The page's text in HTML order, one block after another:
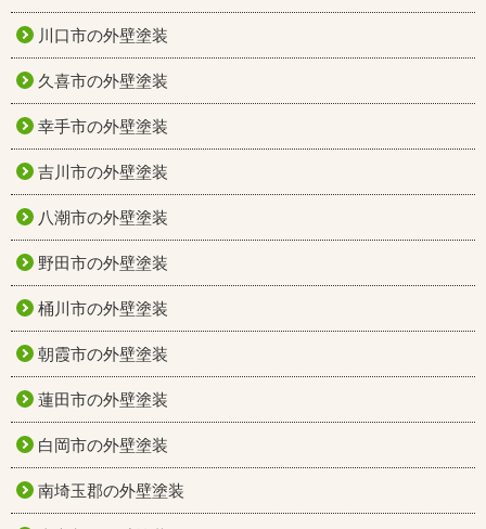
川口市の外壁塗装
久喜市の外壁塗装
幸手市の外壁塗装
吉川市の外壁塗装
八潮市の外壁塗装
野田市の外壁塗装
桶川市の外壁塗装
朝霞市の外壁塗装
蓮田市の外壁塗装
白岡市の外壁塗装
南埼玉郡の外壁塗装